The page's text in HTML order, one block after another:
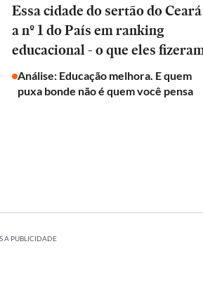
Essa cidade do sertão do
a nº 1 do País em ranking
educacional - o que eles
Análise: Educação melhora. E quem
puxa bonde não é quem você pensa
A PUBLICIDADE